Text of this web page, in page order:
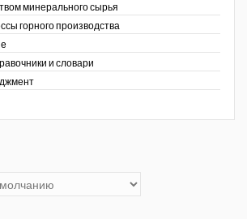
минерального сырья
горного производства
и словари